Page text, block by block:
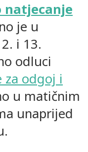
natjecanje
je u
i 13.
odluci
za odgoj i
u matičnim
unaprijed